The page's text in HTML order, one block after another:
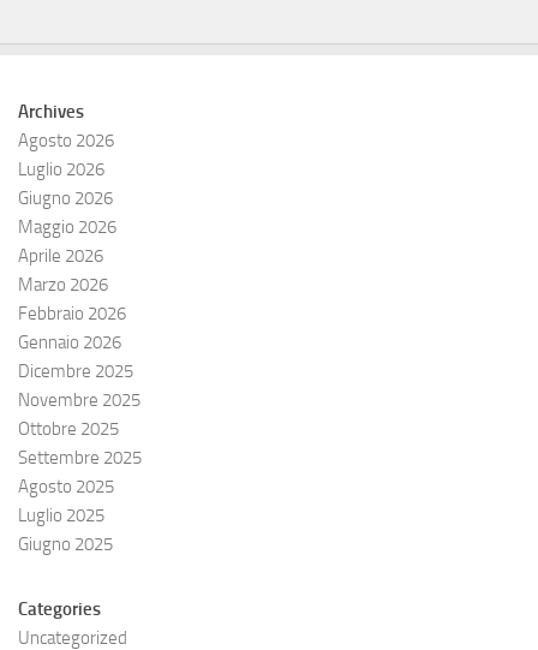
Archives
Agosto 2026
Luglio 2026
Giugno 2026
Maggio 2026
Aprile 2026
Marzo 2026
Febbraio 2026
Gennaio 2026
Dicembre 2025
Novembre 2025
Ottobre 2025
Settembre 2025
Agosto 2025
Luglio 2025
Giugno 2025
Categories
Uncategorized